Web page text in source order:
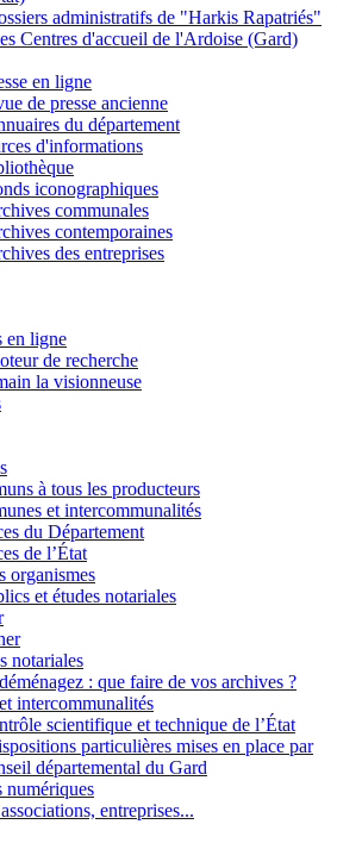
administratifs de "Harkis Rapatriés"
Centres d'accueil de l'Ardoise (Gard)
en ligne
de presse ancienne
du département
d'informations
iconographiques
communales
contemporaines
des entreprises
en ligne
de recherche
la visionneuse
à tous les producteurs
et intercommunalités
du Département
de l’État
organismes
et études notariales
notariales
: que faire de vos archives ?
intercommunalités
scientifique et technique de l’État
particulières mises en place par
départemental du Gard
numériques
entreprises...